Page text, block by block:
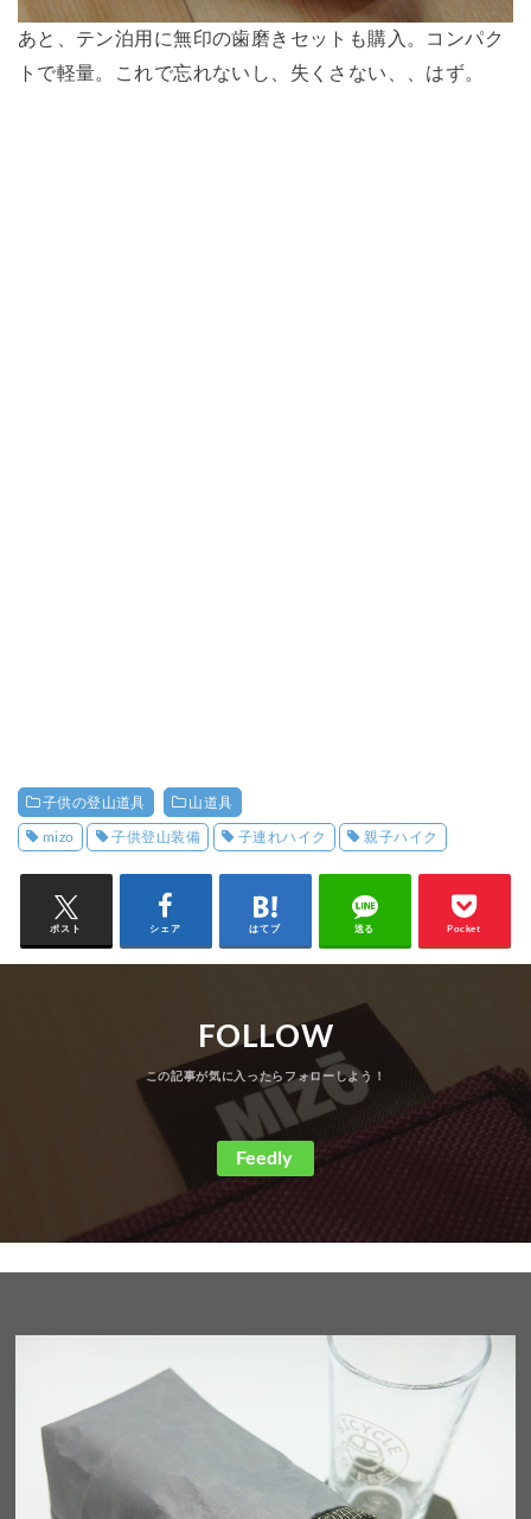
あと、テン泊用に無印の歯磨きセットも購入。コンパク
トで軽量。これで忘れないし、失くさない、、はず。
子供の登山道具 山道具
mizo 子供登山装備 子連れハイク 親子ハイク
ポスト シェア はてブ 送る Pocket
FOLLOW
Feedly